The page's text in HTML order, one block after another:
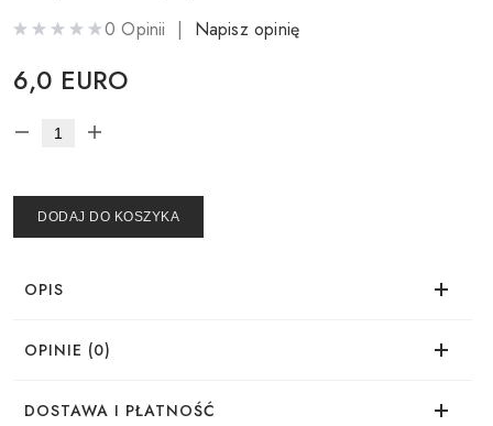
0 Opinii | Napisz opinię
6,0 EURO
DODAJ DO KOSZYKA
OPIS
OPINIE (0)
Brak opinii dla tego produktu.
DOSTAWA I PŁATNOŚĆ